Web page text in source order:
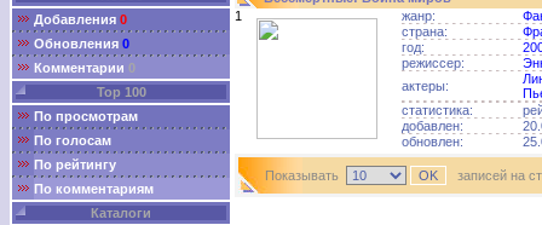
Добавления 0
Обновления 0
Комментарии 0
Top 100
По просмотрам
По голосам
По рейтингу
По комментариям
Каталоги
1
жанр:
страна:
год:
режиссер:
актеры:
статистика:
добавлен:
обновлен:
Показывать записей на